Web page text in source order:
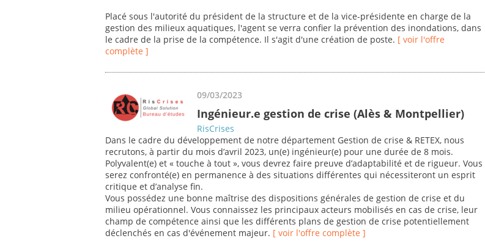
Placé sous l'autorité du président de la structure et de la vice-présidente en charge de la
gestion des milieux aquatiques, l'agent se verra confier la prévention des inondations, dans
le cadre de la prise de la compétence. Il s'agit d'une création de poste. [ voir l'offre
complète ]
09/03/2023
Ingénieur.e gestion de crise (Alès & Montpellier)
RisCrises
Dans le cadre du développement de notre département Gestion de crise & RETEX, nous
recrutons, à partir du mois d’avril 2023, un(e) ingénieur(e) pour une durée de 8 mois.
Polyvalent(e) et « touche à tout », vous devrez faire preuve d’adaptabilité et de rigueur. Vous
serez confronté(e) en permanence à des situations différentes qui nécessiteront un esprit
critique et d’analyse fin.
Vous possédez une bonne maîtrise des dispositions générales de gestion de crise et du
milieu opérationnel. Vous connaissez les principaux acteurs mobilisés en cas de crise, leur
champ de compétence ainsi que les différents plans de gestion de crise potentiellement
déclenchés en cas d'événement majeur. [ voir l'offre complète ]